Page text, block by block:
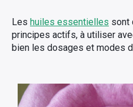
Les huiles essentielles sont
principes actifs, à utiliser
bien les dosages et modes